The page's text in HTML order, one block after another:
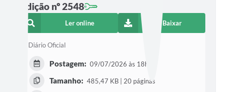
Edição nº 2548
Ler online Baixar
Diário Oficial
Postagem: 09/07/2026 às 18h01
Tamanho: 485,47 KB | 20 páginas